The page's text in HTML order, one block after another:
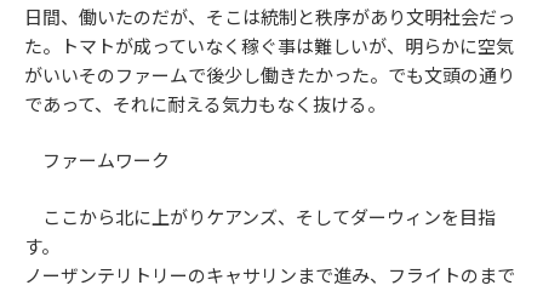
日間、働いたのだが、そこは統制と秩序があり文明社会だっ
た。トマトが成っていなく稼ぐ事は難しいが、明らかに空気
がいいそのファームで後少し働きたかった。でも文頭の通り
であって、それに耐える気力もなく抜ける。
ファームワーク
ここから北に上がりケアンズ、そしてダーウィンを目指
す。
ノーザンテリトリーのキャサリンまで進み、フライトのまで